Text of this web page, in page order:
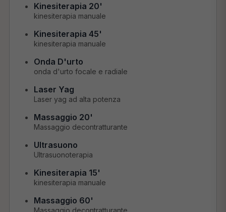
Kinesiterapia 20'
kinesiterapia manuale
Kinesiterapia 45'
kinesiterapia manuale
Onda D'urto
onda d'urto focale e radiale
Laser Yag
Laser yag ad alta potenza
Massaggio 20'
Massaggio decontratturante
Ultrasuono
Ultrasuonoterapia
Kinesiterapia 15'
kinesiterapia manuale
Massaggio 60'
Massaggio decontratturante